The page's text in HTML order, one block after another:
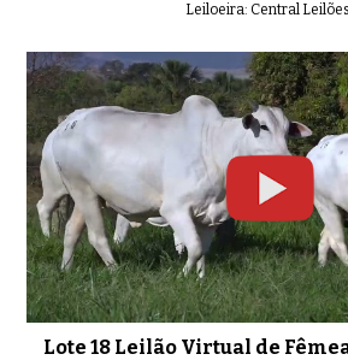
Leiloeira: Central
Lote 18 Leilão Virtual de